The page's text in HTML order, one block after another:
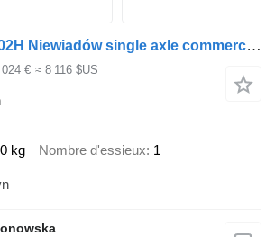
Niewiadów H13302H Niewiadów single axle commercial trailer
024 € ≈ 8 116 $US
kg Nombre d'essieux 1